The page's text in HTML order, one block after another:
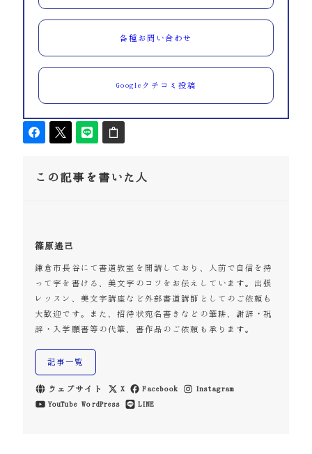
各種お問い合わせ
Googleクチコミ投稿
この記事を書いた人
篠原遙己
鎌倉市長谷にて書道教室を開講しており、人前で自信を持
って字を書ける、美文字のコツをお伝えしています。出張
レッスン、美文字講座など外部書道講師としてのご依頼も
大歓迎です。また、招待状宛名書きなどの筆耕、謝辞・祝
辞・入学願書等の代筆、書作品のご依頼も承ります。
記事一覧
ウェブサイト X Facebook
Instagram
YouTube WordPress LINE